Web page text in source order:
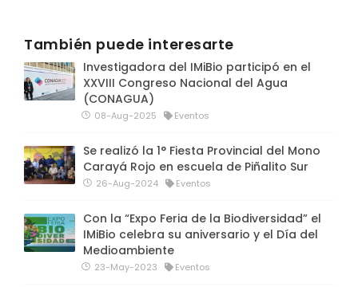
También puede interesarte
Investigadora del IMiBio participó en el
XXVIII Congreso Nacional del Agua
(CONAGUA)
08-Aug-2025 Eventos
Se realizó la 1° Fiesta Provincial del Mono
Carayá Rojo en escuela de Piñalito Sur
26-Aug-2024 Eventos
Con la “Expo Feria de la Biodiversidad” el
IMiBio celebra su aniversario y el Día del
Medioambiente
23-May-2023 Eventos